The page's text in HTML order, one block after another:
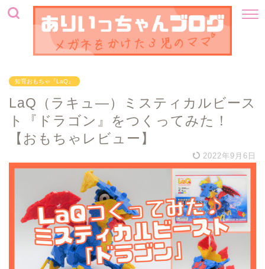
知育おもちゃ『LaQ』
LaQ（ラキュ―）ミスティカルビース
ト『ドラゴン』をつくってみた！
【おもちゃレビュー】
2022年9月6日